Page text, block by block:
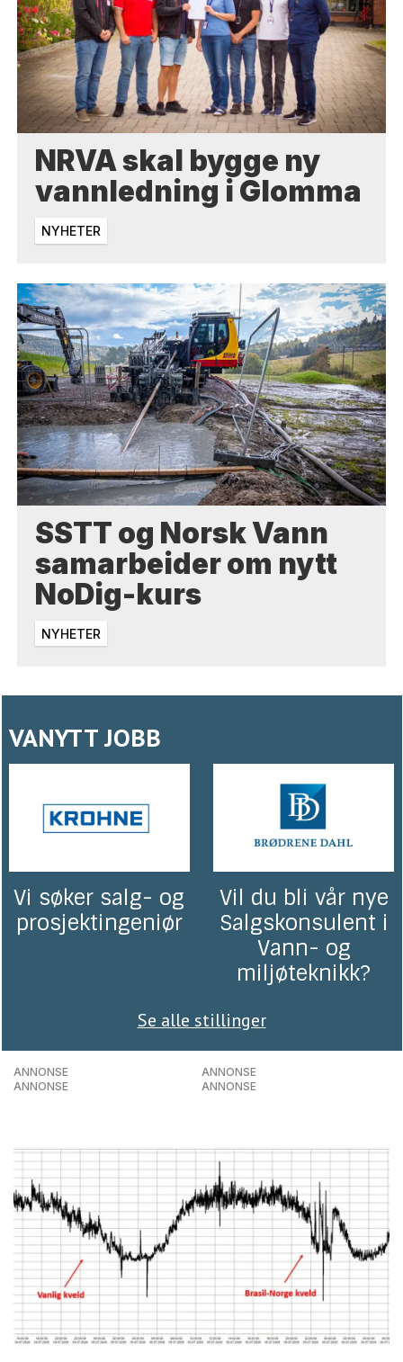
NRVA skal bygge ny
vannledning i Glomma
NYHETER
SSTT og Norsk Vann
samarbeider om nytt
NoDig-kurs
NYHETER
VANYTT JOBB
Vi søker salg- og
prosjektingeniør
Vil du bli vår nye
Salgskonsulent i
Vann- og
miljøteknikk?
Se alle stillinger
ANNONSE
ANNONSE